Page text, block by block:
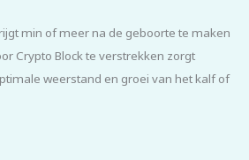
min of meer na de geboorte te maken
Crypto Block te verstrekken zorgt
weerstand en groei van het kalf of